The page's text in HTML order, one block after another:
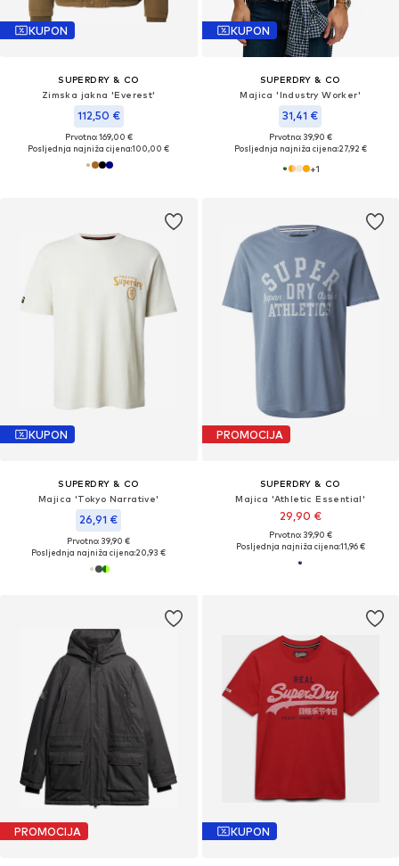
KUPON
SUPERDRY & CO
Zimska jakna 'Everest'
112,50 €
Prvotno: 169,00 €
Posljednja najniža cijena:100,00 €
KUPON
SUPERDRY & CO
Majica 'Industry Worker'
31,41 €
Prvotno: 39,90 €
Posljednja najniža cijena:27,92 €
+1
KUPON
SUPERDRY & CO
Majica 'Tokyo Narrative'
26,91 €
Prvotno: 39,90 €
Posljednja najniža cijena:20,93 €
PROMOCIJA
SUPERDRY & CO
Majica 'Athletic Essential'
29,90 €
Prvotno: 39,90 €
Posljednja najniža cijena:11,96 €
PROMOCIJA KUPON